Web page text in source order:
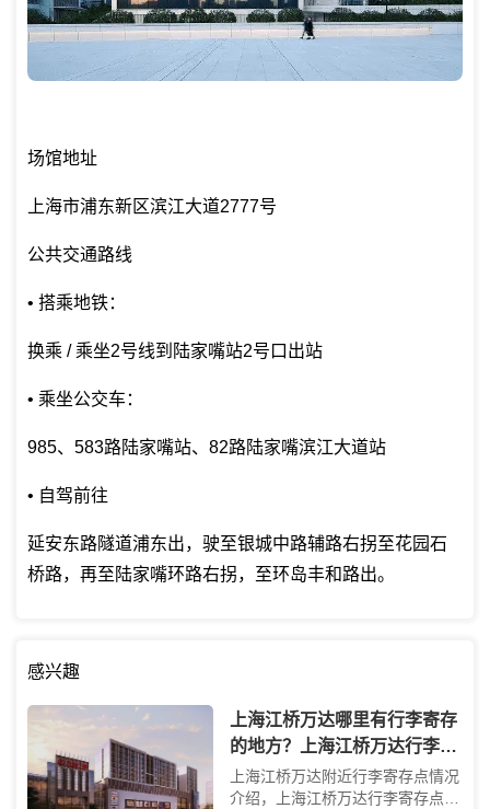
场馆地址
上海市浦东新区滨江大道2777号
公共交通路线
• 搭乘地铁：
换乘 / 乘坐2号线到陆家嘴站2号口出站
• 乘坐公交车：
985、583路陆家嘴站、82路陆家嘴滨江大道站
• 自驾前往
延安东路隧道浦东出，驶至银城中路辅路右拐至花园石
桥路，再至陆家嘴环路右拐，至环岛丰和路出。
感兴趣
上海江桥万达哪里有行李寄存
的地方？上海江桥万达行李寄
存怎么收费？
上海江桥万达附近行李寄存点情况
介绍，上海江桥万达行李寄存点收